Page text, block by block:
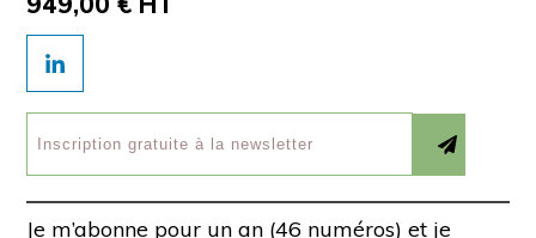
Je m’abonne pour un an (46 numéros) et je